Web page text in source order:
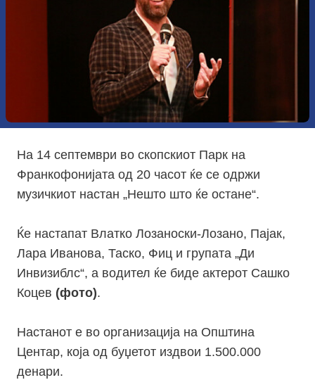
На 14 септември во скопскиот Парк на
Франкофонијата од 20 часот ќе се одржи
музичкиот настан „Нешто што ќе остане“.
Ќе настапат Влатко Лозаноски-Лозано, Пајак,
Лара Иванова, Таско, Фиц и групата „Ди
Инвизиблс“, а водител ќе биде актерот Сашко
Коцев (фото).
Настанот е во организација на Општина
Центар, која од буџетот издвои 1.500.000
денари.